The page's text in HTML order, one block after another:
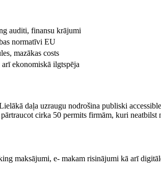
auditi, finansu krājumi
normatīvi EU
mazākas costs
ekonomiskā ilgtspēja
daļa uzraugu nodrošina publiski
cirka 50 permits firmām, kuri neatbilst
maksājumi, e- makam risinājumi kā arī